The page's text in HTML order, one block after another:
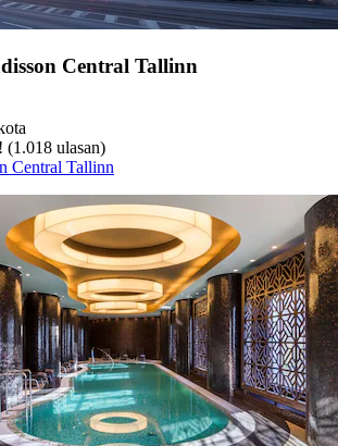
Central Tallinn
(1.018 ulasan)
Central Tallinn